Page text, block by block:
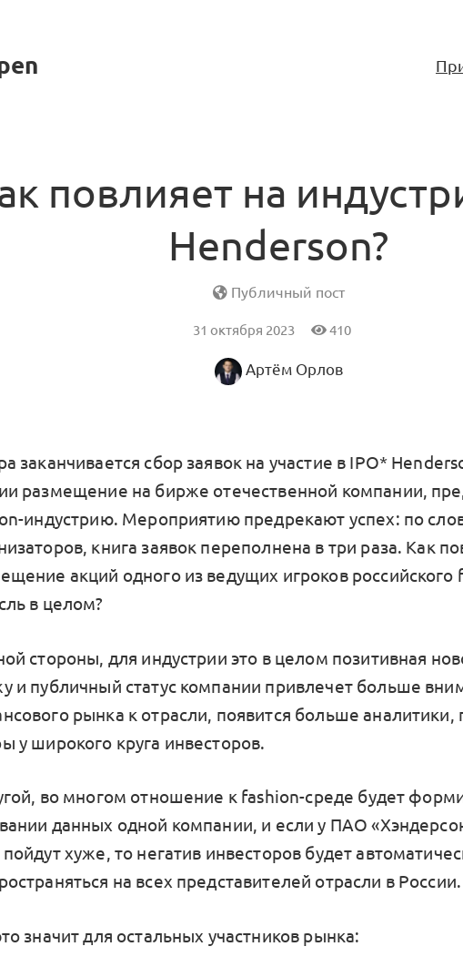
повлияет на
Henderson?
Публичный пост
31 октября 2023 410
Артём Орлов
заканчивается сбор заявок на участие в IPO*
размещение на бирже отечественной компании,
индустрию. Мероприятию предрекают успех: по
книга заявок переполнена в три раза. Как
акций одного из ведущих игроков российского
в целом?
стороны, для индустрии это в целом позитивная
и публичный статус компании привлечет больше
рынка к отрасли, появится больше аналитики,
у широкого круга инвесторов.
во многом отношение к fashion-среде будет
данных одной компании, и если у ПАО
хуже, то негатив инвесторов будет
на всех представителей отрасли в России.
значит для остальных участников рынка: